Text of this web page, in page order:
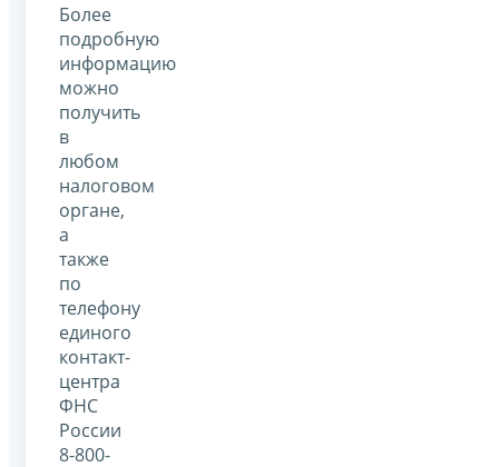
Более
подробную
информацию
можно
получить
в
любом
налоговом
органе,
а
также
по
телефону
единого
контакт-
центра
ФНС
России
8-800-